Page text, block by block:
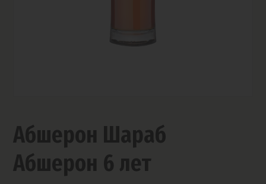
Абшерон Шараб
Абшерон 6 лет